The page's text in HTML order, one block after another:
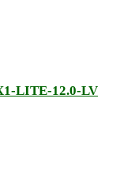
LITE-12.0-LV